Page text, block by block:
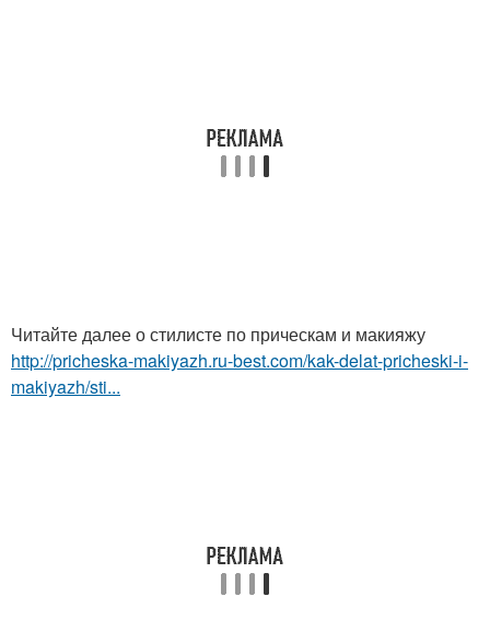
Читайте далее о стилисте по прическам и макияжу
http://pricheska-makiyazh.ru-best.com/kak-delat-pricheski-i-
makiyazh/sti...